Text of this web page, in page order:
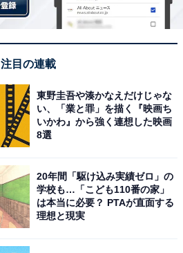
注目の連載
東野圭吾や湊かなえだけじゃな
い、「業と罪」を描く『映画ち
いかわ』から強く連想した映画
8選
20年間「駆け込み実績ゼロ」の
学校も…「こども110番の家」
は本当に必要？ PTAが直面する
理想と現実